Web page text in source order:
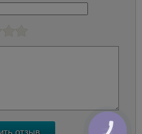
КНОПКА
ЗВ'ЯЗКУ